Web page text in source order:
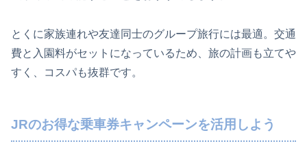
とくに家族連れや友達同士のグループ旅行には最適。交通
費と入園料がセットになっているため、旅の計画も立てや
すく、コスパも抜群です。
JRのお得な乗車券キャンペーンを活用しよう